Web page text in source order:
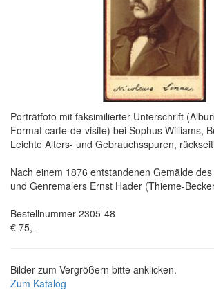
Porträtfoto mit faksimilierter Unterschrift
Format carte-de-visite) bei Sophus Williams,
Leichte Alters- und Gebrauchsspuren,
Nach einem 1876 entstandenen Gemälde
und Genremalers Ernst Hader (Thieme-
Bestellnummer 2305-48
€ 75,-
Bilder zum Vergrößern bitte anklicken.
Zum Katalog